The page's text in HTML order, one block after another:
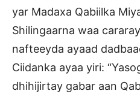
yar Madaxa Qabiilka
Shilingaarna waa
nafteeyda ayaad
Ciidanka ayaa yiri:
dhihijirtay gabar aan